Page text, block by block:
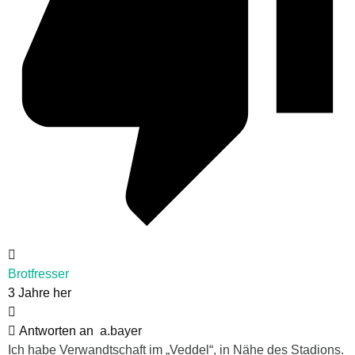
Brotfresser
3 Jahre her
Antworten an a.bayer
Ich habe Verwandtschaft im „Veddel“, in Nähe des Stadions.